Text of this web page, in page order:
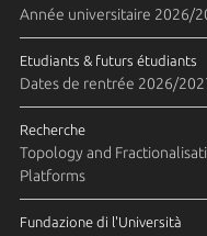
Année universitaire 2026/
Etudiants & futurs étudiants
Dates de rentrée 2026/
Recherche
Topology and
Platforms
Fundazione di l'Università